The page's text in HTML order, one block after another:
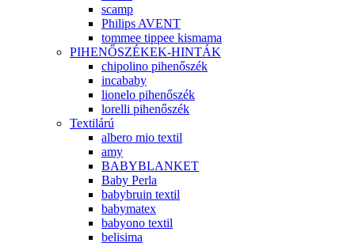
scamp
Philips AVENT
tommee tippee kismama
PIHENŐSZÉKEK-HINTÁK
chipolino pihenőszék
incababy
lionelo pihenőszék
lorelli pihenőszék
Textilárú
albero mio textil
amy
BABYBLANKET
Baby Perla
babybruin textil
babymatex
babyono textil
belisima